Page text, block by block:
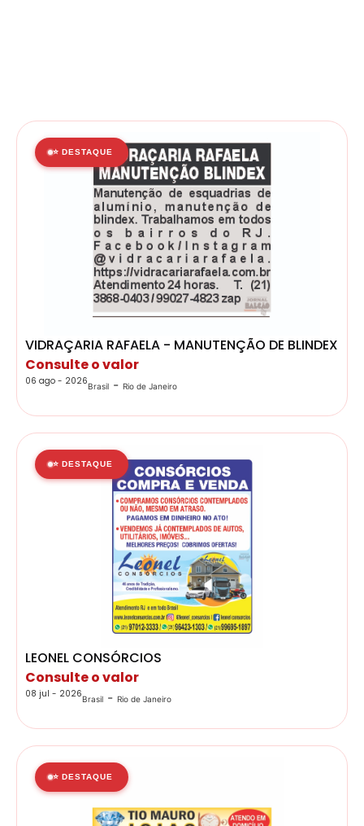
⭐ DESTAQUE
VIDRAÇARIA RAFAELA - MANUTENÇÃO DE BLINDEX
Consulte o valor
06 ago - 2026Brasil - Rio de Janeiro
⭐ DESTAQUE
LEONEL CONSÓRCIOS
Consulte o valor
08 jul - 2026Brasil - Rio de Janeiro
⭐ DESTAQUE